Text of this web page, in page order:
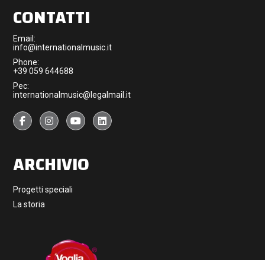
CONTATTI
Email:
info@internationalmusic.it
Phone:
+39 059 644688
Pec:
internationalmusic@legalmail.it
ARCHIVIO
Progetti speciali
La storia